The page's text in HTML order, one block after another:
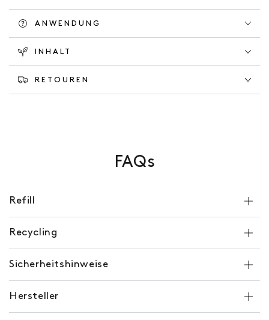
ANWENDUNG
INHALT
RETOUREN
FAQs
Refill
Recycling
Sicherheitshinweise
Hersteller